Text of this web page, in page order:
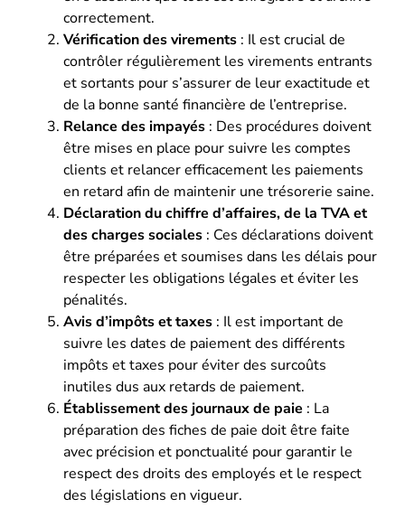
correctement.
Vérification des virements : Il est crucial de
contrôler régulièrement les virements entrants
et sortants pour s’assurer de leur exactitude et
de la bonne santé financière de l’entreprise.
Relance des impayés : Des procédures doivent
être mises en place pour suivre les comptes
clients et relancer efficacement les paiements
en retard afin de maintenir une trésorerie saine.
Déclaration du chiffre d’affaires, de la TVA et
des charges sociales : Ces déclarations doivent
être préparées et soumises dans les délais pour
respecter les obligations légales et éviter les
pénalités.
Avis d’impôts et taxes : Il est important de
suivre les dates de paiement des différents
impôts et taxes pour éviter des surcoûts
inutiles dus aux retards de paiement.
Établissement des journaux de paie : La
préparation des fiches de paie doit être faite
avec précision et ponctualité pour garantir le
respect des droits des employés et le respect
des législations en vigueur.